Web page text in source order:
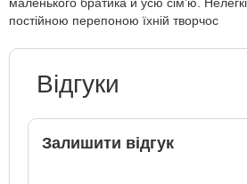
постійною перепоною їхній творчос
Відгуки
Залишити відгук